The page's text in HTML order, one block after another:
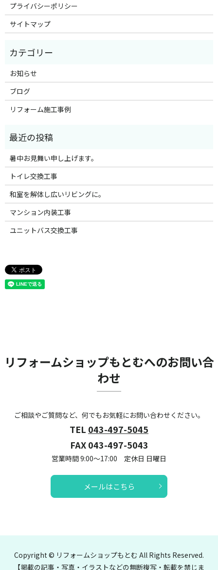
プライバシーポリシー
サイトマップ
お知らせ
ブログ
リフォーム施工事例
暑中お見舞い申し上げます。
トイレ交換工事
和室を解体し広いリビングに。
マンション内装工事
ユニットバス交換工事
リフォームショップもとむへのお問い合
わせ
ご相談やご質問など、何でもお気軽にお問い合わせください。
TEL 043-497-5045
FAX 043-497-5043
営業時間 9:00～17:00 定休日 日曜日
メールはこちら
Copyright © リフォームショップもとむ All Rights Reserved.
【掲載の記事・写真・イラストなどの無断複写・転載を禁じま